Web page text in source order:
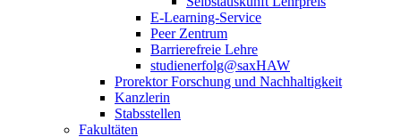
E-Learning-Service
Peer Zentrum
Barrierefreie Lehre
studienerfolg@saxHAW
Prorektor Forschung und Nachhaltigkeit
Kanzlerin
Stabsstellen
Fakultäten